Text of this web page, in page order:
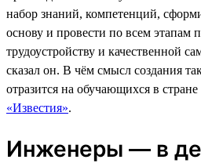
набор знаний, компетенций,
основу и провести по всем этапам
трудоустройству и качественной
сказал он. В чём смысл создания
отразится на обучающихся в
«Известия».
Инженеры — в